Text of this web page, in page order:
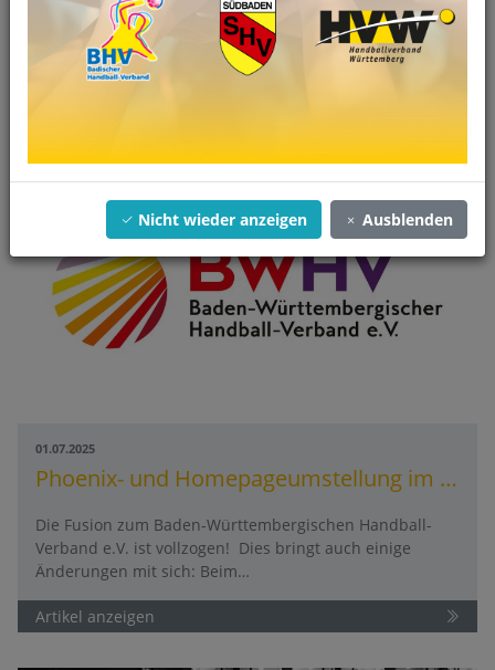
HOMEPAGE WIRD NICHT MEHR AKTUALISIERT!
Alle Infos unter www.bwhv.org
01.07.2025
Phoenix- und Homepageumstellung im Rahmen der Fusion
Die Fusion zum Baden-Württembergischen Handball-
Verband e.V. ist vollzogen! Dies bringt auch einige
Änderungen mit sich: Beim…
Artikel anzeigen
Nicht wieder anzeigen Ausblenden